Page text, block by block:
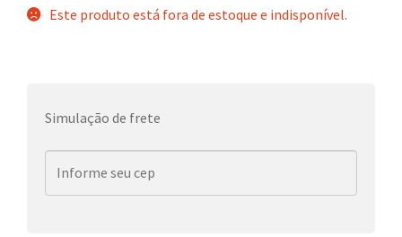
Este produto está fora de estoque e indisponível.
Simulação de frete